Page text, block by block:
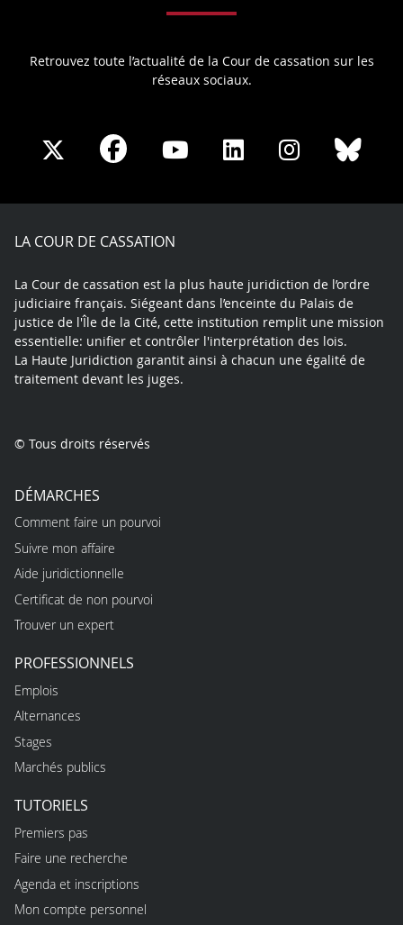
Retrouvez toute l’actualité de la Cour de cassation sur les
réseaux sociaux.
Share
X
Share
Facebook
Share
Youtube
Share
LinkedIn
Share
Instagram
LA COUR DE CASSATION
La Cour de cassation est la plus haute juridiction de l’ordre
judiciaire français. Siégeant dans l’enceinte du Palais de
justice de l'Île de la Cité, cette institution remplit une mission
essentielle: unifier et contrôler l'interprétation des lois.
La Haute Juridiction garantit ainsi à chacun une égalité de
traitement devant les juges.
© Tous droits réservés
DÉMARCHES
Comment faire un pourvoi
Suivre mon affaire
Aide juridictionnelle
Certificat de non pourvoi
Trouver un expert
PROFESSIONNELS
Emplois
Alternances
Stages
Marchés publics
TUTORIELS
Premiers pas
Faire une recherche
Agenda et inscriptions
Mon compte personnel